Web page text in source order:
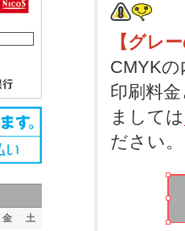
【グレ
CMYK
印刷料
ましては
ださい。
金
土